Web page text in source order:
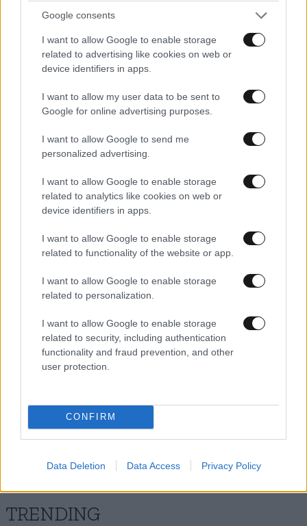
Google consents
I want to allow Google to enable storage
related to advertising like cookies on web or
device identifiers in apps.
I want to allow my user data to be sent to
Google for online advertising purposes.
I want to allow Google to send me
personalized advertising.
I want to allow Google to enable storage
related to analytics like cookies on web or
device identifiers in apps.
I want to allow Google to enable storage
related to functionality of the website or app.
I want to allow Google to enable storage
related to personalization.
I want to allow Google to enable storage
related to security, including authentication
functionality and fraud prevention, and other
user protection.
CONFIRM
Data Deletion Data Access Privacy Policy
ΣΧΌΛΙΑ ΑΝΑΓΝΩΣΤΏΝ
ΠΡΟΣΘΕΣΤΕ ΤΟ ΣΧΟΛΙΟ ΣΑΣ
Διαβάστε και ακολουθήστε τους κανόνες σχολιασμού
ΠΡΟΣΘΗΚΗ
TRENDING